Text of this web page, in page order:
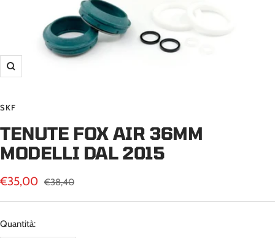
Ingrandisci
SKF
TENUTE FOX AIR 36MM
MODELLI DAL 2015
Prezzo
di
vendita
€35,00 Prezzo
€38,40
Quantità: